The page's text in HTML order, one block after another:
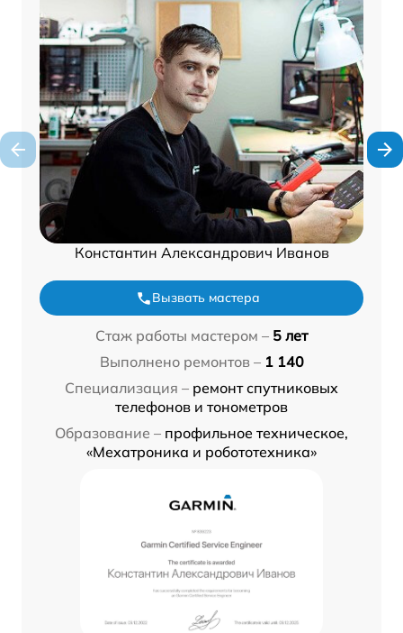
Константин Александрович Иванов
Вызвать мастера
Стаж работы мастером – 5 лет
Выполнено ремонтов – 1 140
Специализация – ремонт спутниковых
телефонов и тонометров
Образование – профильное техническое,
«Мехатроника и робототехника»